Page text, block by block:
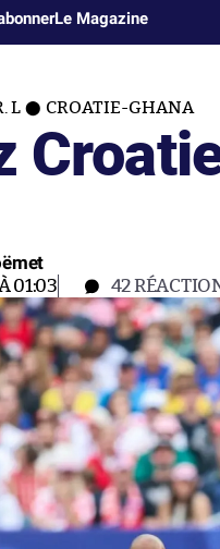
Le Magazine
L CROATIE-GHANA
01:03 42